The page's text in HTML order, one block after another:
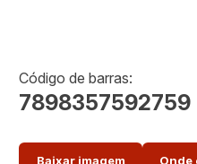
Código de barras:
7898357592759
Baixar imagem Onde